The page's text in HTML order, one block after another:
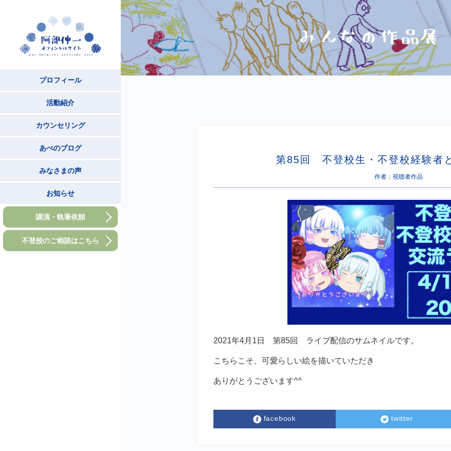
プロフィール
活動紹介
カウンセリング
あべのブログ
みなさまの声
お知らせ
講演・執筆依頼
不登校のご相談はこちら
第85回 不登校生・不登校経験者
作者：視聴者作品
2021年4月1日 第85回 ライブ配信のサムネイルです。
こちらこそ、可愛らしい絵を描いていただき
ありがとうございます^^
facebook twitter